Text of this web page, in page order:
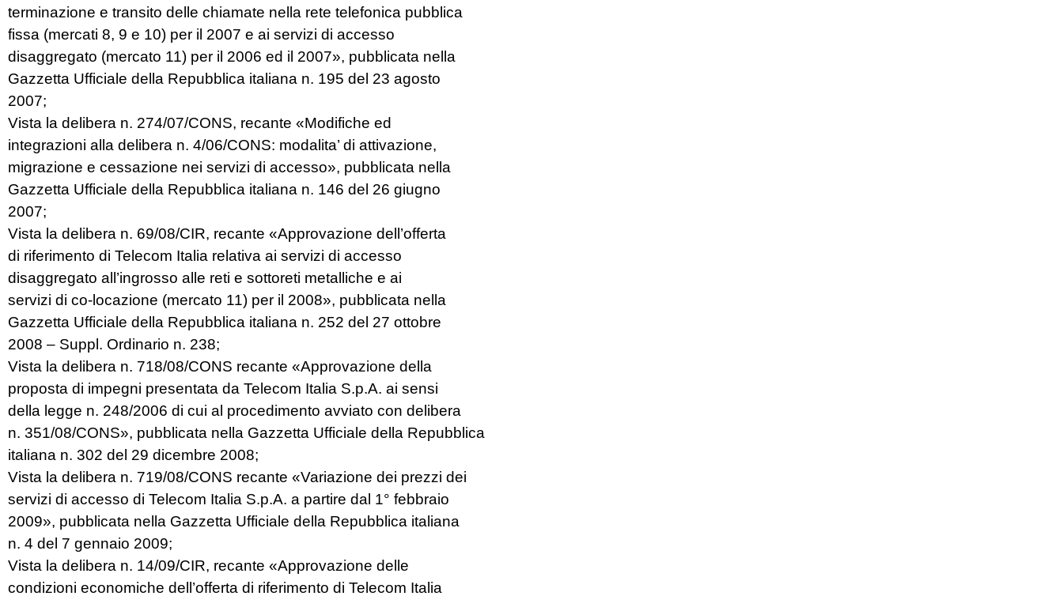
terminazione e transito delle chiamate nella rete telefonica pubblica
fissa (mercati 8, 9 e 10) per il 2007 e ai servizi di accesso
disaggregato (mercato 11) per il 2006 ed il 2007», pubblicata nella
Gazzetta Ufficiale della Repubblica italiana n. 195 del 23 agosto
2007;
Vista la delibera n. 274/07/CONS, recante «Modifiche ed
integrazioni alla delibera n. 4/06/CONS: modalita’ di attivazione,
migrazione e cessazione nei servizi di accesso», pubblicata nella
Gazzetta Ufficiale della Repubblica italiana n. 146 del 26 giugno
2007;
Vista la delibera n. 69/08/CIR, recante «Approvazione dell’offerta
di riferimento di Telecom Italia relativa ai servizi di accesso
disaggregato all’ingrosso alle reti e sottoreti metalliche e ai
servizi di co-locazione (mercato 11) per il 2008», pubblicata nella
Gazzetta Ufficiale della Repubblica italiana n. 252 del 27 ottobre
2008 – Suppl. Ordinario n. 238;
Vista la delibera n. 718/08/CONS recante «Approvazione della
proposta di impegni presentata da Telecom Italia S.p.A. ai sensi
della legge n. 248/2006 di cui al procedimento avviato con delibera
n. 351/08/CONS», pubblicata nella Gazzetta Ufficiale della Repubblica
italiana n. 302 del 29 dicembre 2008;
Vista la delibera n. 719/08/CONS recante «Variazione dei prezzi dei
servizi di accesso di Telecom Italia S.p.A. a partire dal 1° febbraio
2009», pubblicata nella Gazzetta Ufficiale della Repubblica italiana
n. 4 del 7 gennaio 2009;
Vista la delibera n. 14/09/CIR, recante «Approvazione delle
condizioni economiche dell’offerta di riferimento di Telecom Italia